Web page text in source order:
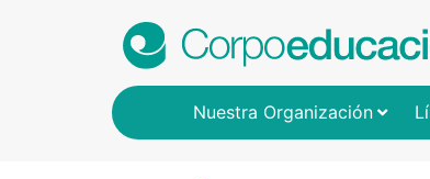
Nuestra Organización